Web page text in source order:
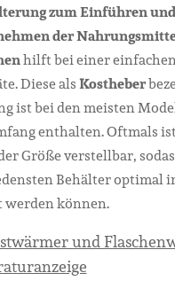
zum Einführen und
der
hilft bei einer
Diese alsKostheber
ist bei den meisten
enthalten. Oftmals
Größe verstellbar,
Behälter optimal
können.
und